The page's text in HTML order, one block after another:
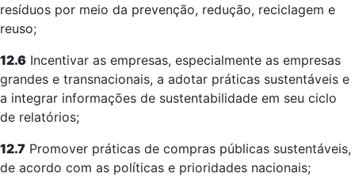
resíduos por meio da prevenção, redução, reciclagem e
reuso;
12.6 Incentivar as empresas, especialmente as empresas
grandes e transnacionais, a adotar práticas sustentáveis e
a integrar informações de sustentabilidade em seu ciclo
de relatórios;
12.7 Promover práticas de compras públicas sustentáveis,
de acordo com as políticas e prioridades nacionais;